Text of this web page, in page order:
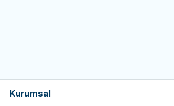
Kurumsal